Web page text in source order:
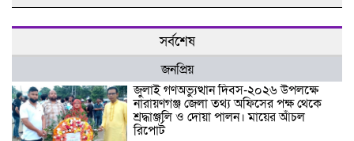
সর্বশেষ
জনপ্রিয়
জুলাই গণঅভ্যুত্থান দিবস-২০২৬ উপলক্ষে
নারায়ণগঞ্জ জেলা তথ্য অফিসের পক্ষ থেকে
শ্রদ্ধাঞ্জলি ও দোয়া পালন। মায়ের আঁচল
রিপোর্ট